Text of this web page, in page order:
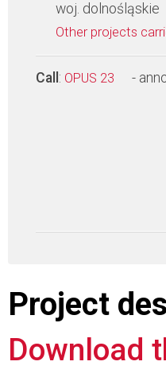
woj. dolnośląskie
Other projects
Call : OPUS 23 -
Project
Download